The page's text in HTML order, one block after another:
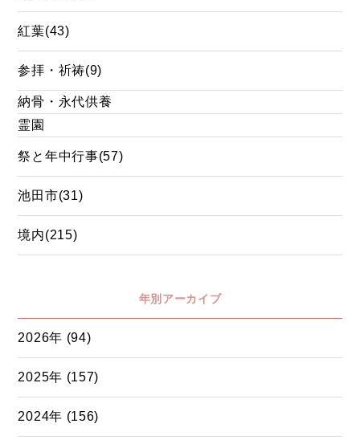
紅葉(43)
参拝・祈祷(9)
納骨・永代供養
霊園
祭と年中行事(57)
池田市(31)
境内(215)
年別アーカイブ
2026年 (94)
2025年 (157)
2024年 (156)